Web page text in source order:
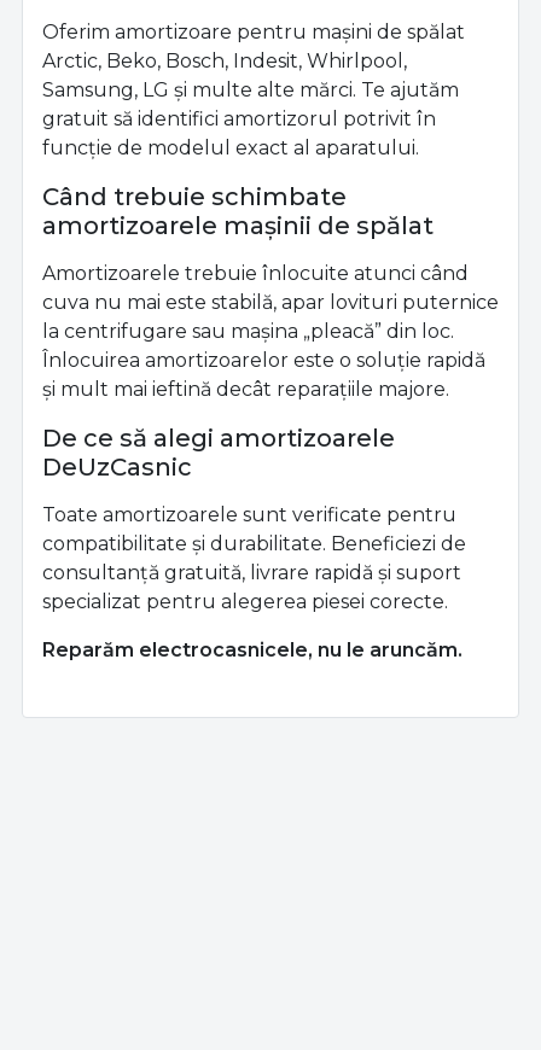
Oferim amortizoare pentru mașini de spălat
Arctic, Beko, Bosch, Indesit, Whirlpool,
Samsung, LG și multe alte mărci. Te ajutăm
gratuit să identifici amortizorul potrivit în
funcție de modelul exact al aparatului.
Când trebuie schimbate
amortizoarele mașinii de spălat
Amortizoarele trebuie înlocuite atunci când
cuva nu mai este stabilă, apar lovituri puternice
la centrifugare sau mașina „pleacă” din loc.
Înlocuirea amortizoarelor este o soluție rapidă
și mult mai ieftină decât reparațiile majore.
De ce să alegi amortizoarele
DeUzCasnic
Toate amortizoarele sunt verificate pentru
compatibilitate și durabilitate. Beneficiezi de
consultanță gratuită, livrare rapidă și suport
specializat pentru alegerea piesei corecte.
Reparăm electrocasnicele, nu le aruncăm.